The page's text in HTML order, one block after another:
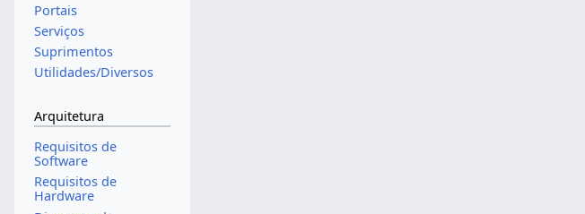
Portais
Serviços
Suprimentos
Utilidades/Diversos
Arquitetura
Requisitos de
Software
Requisitos de
Hardware